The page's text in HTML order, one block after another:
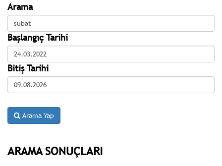
Arama
Başlangıç Tarihi
Bitiş Tarihi
Arama Yap
ARAMA SONUÇLARI